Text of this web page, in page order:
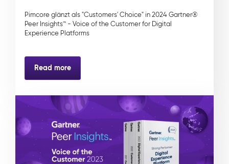
Pimcore glänzt als "Customers' Choice" in 2024 Gartner®
Peer Insights™ - Voice of the Customer for Digital
Experience Platforms
Read more